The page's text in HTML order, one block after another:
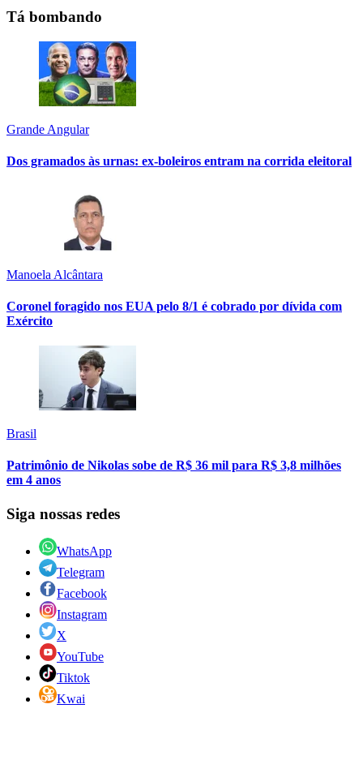
Tá bombando
Grande Angular
Dos gramados às urnas: ex-boleiros entram na corrida eleitoral
Manoela Alcântara
Coronel foragido nos EUA pelo 8/1 é cobrado por dívida com
Exército
Brasil
Patrimônio de Nikolas sobe de R$ 36 mil para R$ 3,8 milhões
em 4 anos
Siga nossas redes
WhatsApp
Telegram
Facebook
Instagram
X
YouTube
Tiktok
Kwai